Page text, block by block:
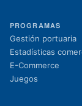
PROGRAMAS
Gestión portuaria
Estadísticas
E-Commerce
Juegos